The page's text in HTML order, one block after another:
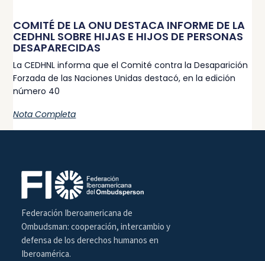
COMITÉ DE LA ONU DESTACA INFORME DE LA
CEDHNL SOBRE HIJAS E HIJOS DE PERSONAS
DESAPARECIDAS
La CEDHNL informa que el Comité contra la Desaparición
Forzada de las Naciones Unidas destacó, en la edición
número 40
Nota Completa
Federación Iberoamericana de
Ombudsman: cooperación, intercambio y
defensa de los derechos humanos en
Iberoamérica.